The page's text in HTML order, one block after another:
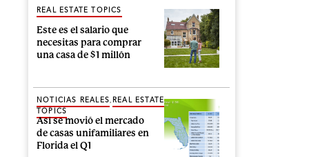
Este es el salario que
necesitas para comprar
una casa de $1 millón
REAL ESTATE TOPICS
Así se movió el mercado
de casas unifamiliares en
Florida el Q1
NOTICIAS REALES
REAL ESTATE
TOPICS